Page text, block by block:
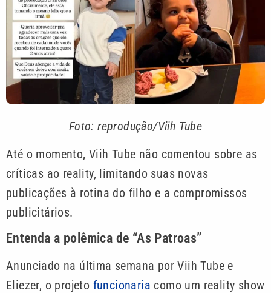
Foto: reprodução/Viih Tube
Até o momento, Viih Tube não comentou sobre as
críticas ao reality, limitando suas novas
publicações à rotina do filho e a compromissos
publicitários.
Entenda a polêmica de “As Patroas”
Anunciado na última semana por Viih Tube e
Eliezer, o projeto funcionaria como um reality show